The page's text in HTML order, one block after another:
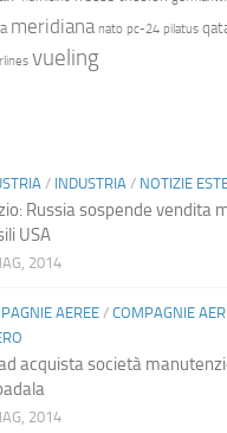
meridiana nato pc-24 pilatus
vueling
/ INDUSTRIA / NOTIZIE
Russia sospende vendita
USA
2014
AEREE / COMPAGNIE
acquista società
2014